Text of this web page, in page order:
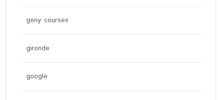
geny courses
gironde
google